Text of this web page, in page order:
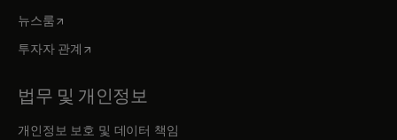
뉴스룸새 탭에서 열림
투자자 관계 새 탭에서 열림
법무 및 개인정보
개인정보 보호 및 데이터 책임